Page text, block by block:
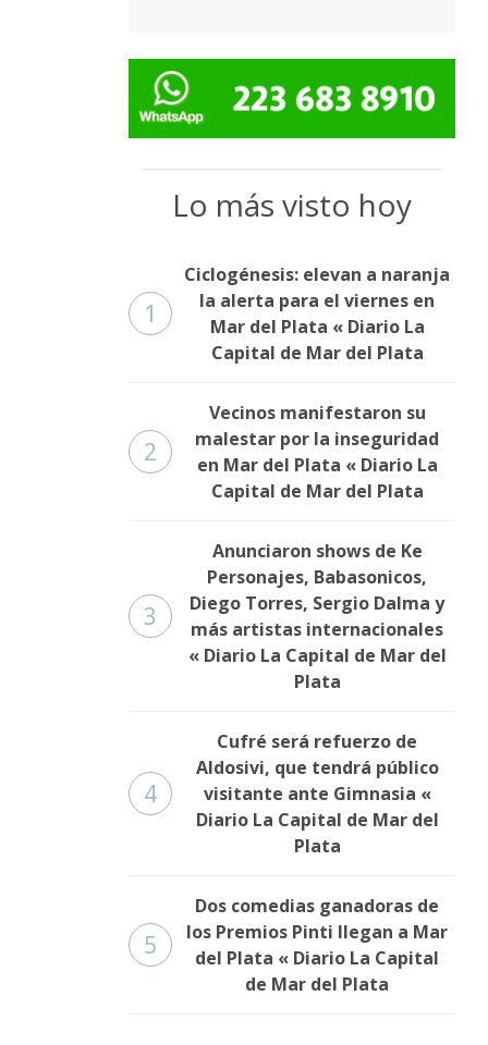
Lo más visto hoy
1
Ciclogénesis: elevan a naranja
la alerta para el viernes en
Mar del Plata « Diario La
Capital de Mar del Plata
2
Vecinos manifestaron su
malestar por la inseguridad
en Mar del Plata « Diario La
Capital de Mar del Plata
3
Anunciaron shows de Ke
Personajes, Babasonicos,
Diego Torres, Sergio Dalma y
más artistas internacionales
« Diario La Capital de Mar del
Plata
4
Cufré será refuerzo de
Aldosivi, que tendrá público
visitante ante Gimnasia «
Diario La Capital de Mar del
Plata
5
Dos comedias ganadoras de
los Premios Pinti llegan a Mar
del Plata « Diario La Capital
de Mar del Plata